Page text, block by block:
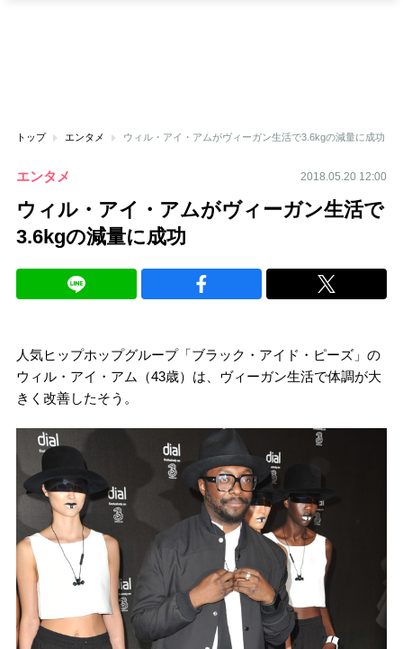
トップ エンタメ ウィル・アイ・アムがヴィーガン生活で3.6kgの減量に成功
エンタメ 2018.05.20 12:00
ウィル・アイ・アムがヴィーガン生活で
3.6kgの減量に成功
人気ヒップホップグループ「ブラック・アイド・ピーズ」の
ウィル・アイ・アム（43歳）は、ヴィーガン生活で体調が大
きく改善したそう。